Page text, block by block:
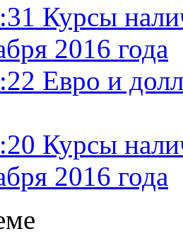
Курсы
2016 года
Евро и
Курсы
2016 года